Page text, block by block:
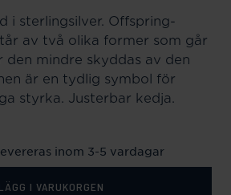
i sterlingsilver. Offspring-
av två olika former som går
den mindre skyddas av den
är en tydlig symbol för
styrka. Justerbar kedja.
inom 3-5 vardagar
LÄGG I VARUKORGEN